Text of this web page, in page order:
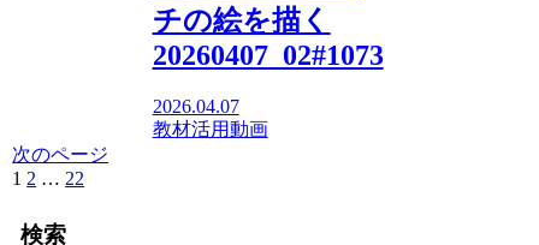
チの絵を描く
20260407_02#1073
2026.04.07
教材活用動画
次のページ
1 2 … 22
検索